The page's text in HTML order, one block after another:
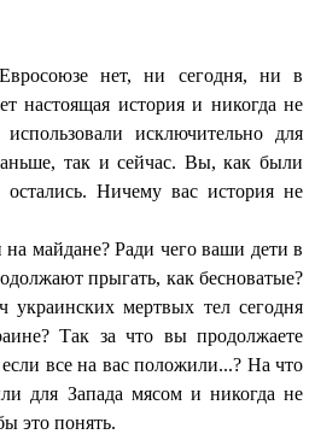
нет, ни сегодня, ни в
настоящая история и никогда не
исключительно для
так и сейчас. Вы, как были
Ничему вас история не
майдане? Ради чего ваши дети в
прыгать, как бесноватые?
украинских мертвых тел сегодня
Так за что вы продолжаете
все на вас положили...? На что
для Запада мясом и никогда не
это понять.